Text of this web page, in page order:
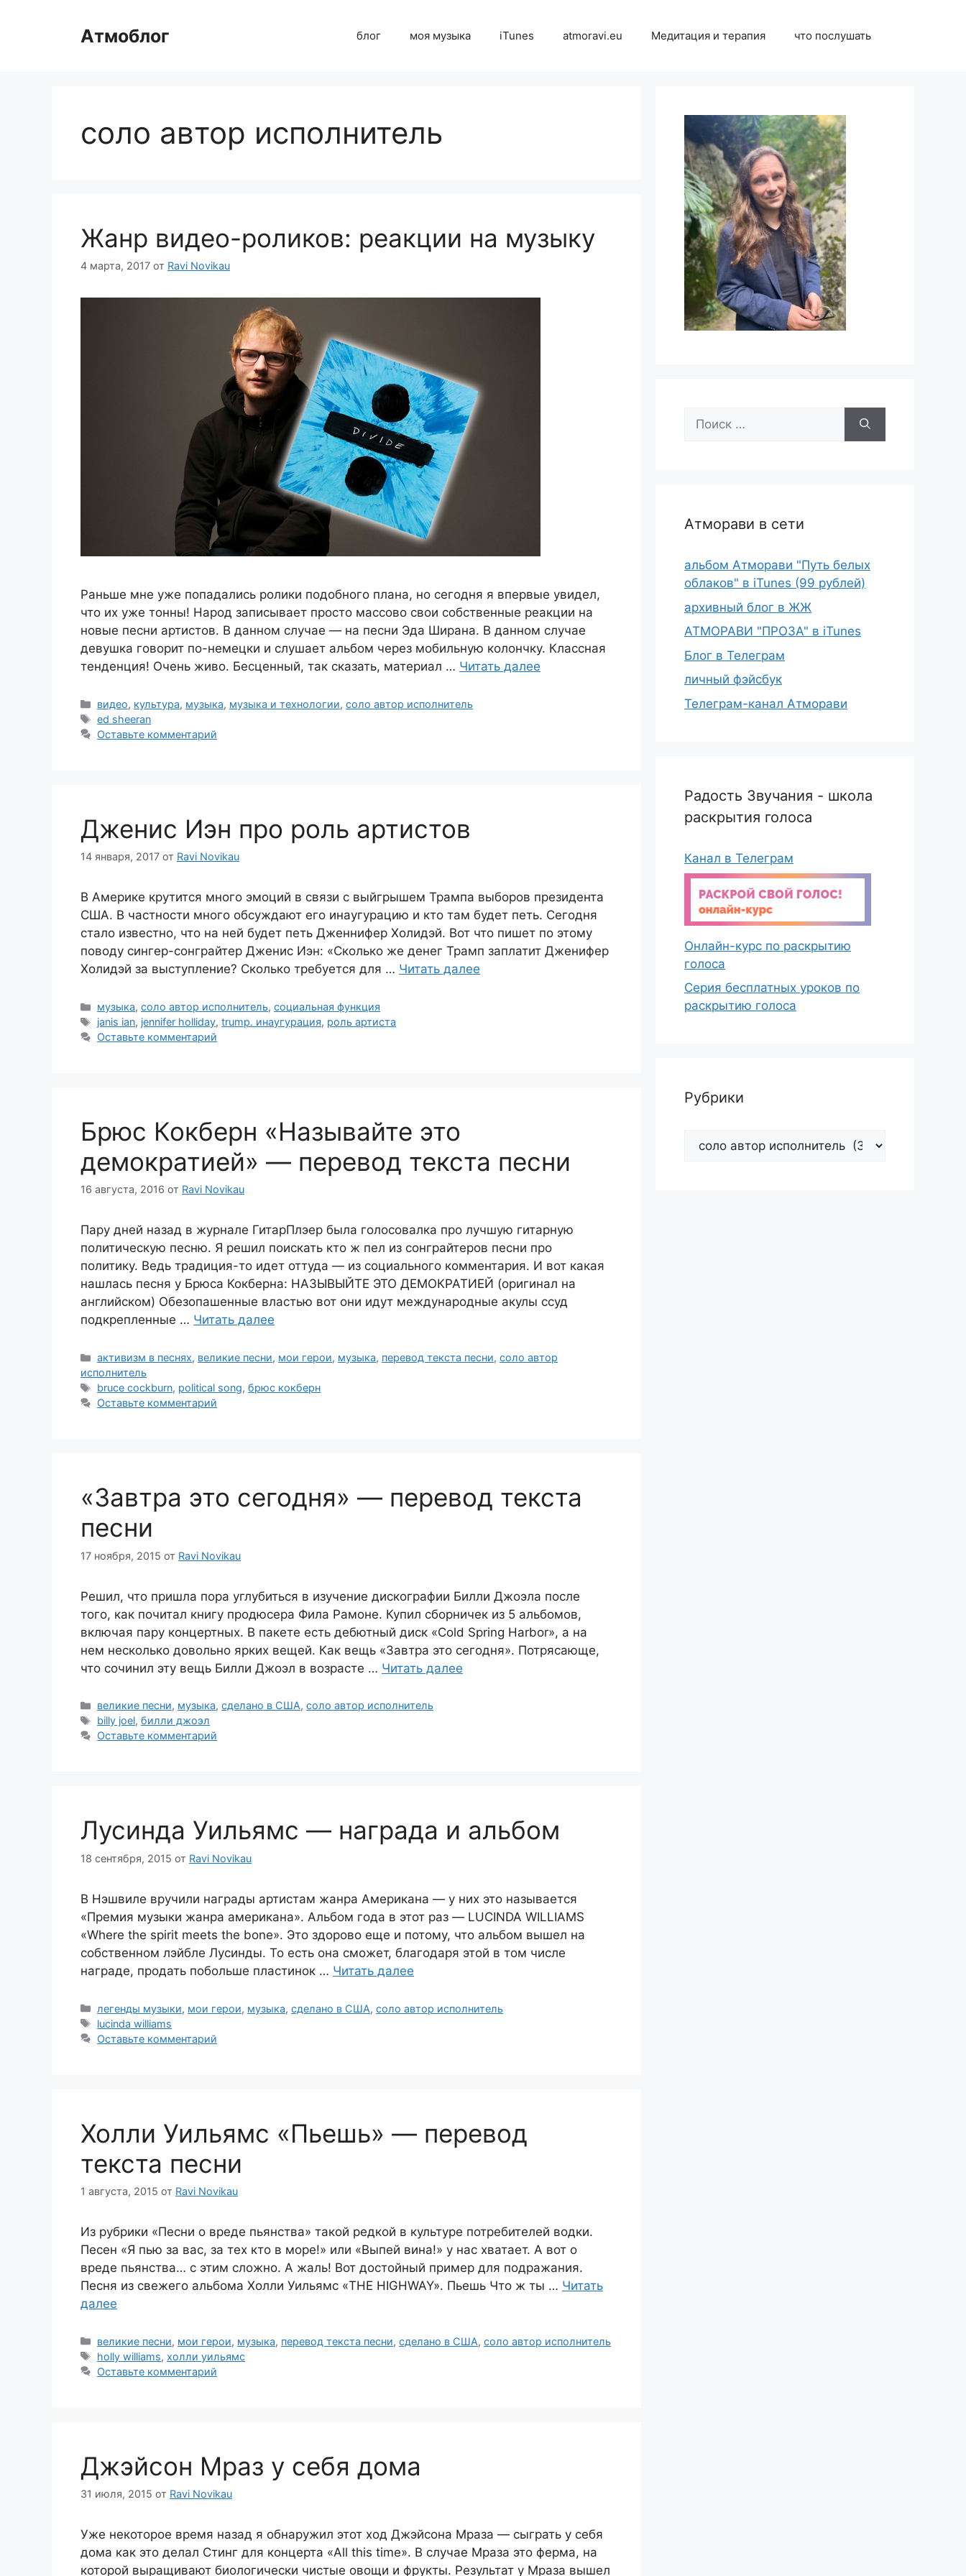
содержимомуАтмоблог блог моя музыка iTunes atmoravi.eu Медитация и терапия что послушать
соло автор исполнитель
Жанр видео-роликов: реакции на музыку
4 марта, 2017 от Ravi Novikau
Раньше мне уже попадались ролики подобного плана, но сегодня я впервые увидел,
что их уже тонны! Народ записывает просто массово свои собственные реакции на
новые песни артистов. В данном случае — на песни Эда Ширана. В данном случае
девушка говорит по-немецки и слушает альбом через мобильную колончку. Классная
тенденция! Очень живо. Бесценный, так сказать, материал … Читать далее
Рубрики
видео, культура, музыка, музыка и технологии,соло автор исполнитель
Метки
ed sheeran
Оставьте комментарий
Дженис Иэн про роль артистов
14 января, 2017 от Ravi Novikau
В Америке крутится много эмоций в связи с выйгрышем Трампа выборов президента
США. В частности много обсуждают его инаугурацию и кто там будет петь. Сегодня
стало известно, что на ней будет петь Дженнифер Холидэй. Вот что пишет по этому
поводу сингер-сонграйтер Дженис Иэн: «Сколько же денег Трамп заплатит Дженифер
Холидэй за выступление? Сколько требуется для … Читать далее
Рубрики
музыка,соло автор исполнитель,социальная функция
Метки
janis ian, jennifer holliday,trump. инаугурация, роль артиста
Оставьте комментарий
Брюс Кокберн «Называйте это
демократией» — перевод текста песни
16 августа, 2016 от Ravi Novikau
Пару дней назад в журнале ГитарПлэер была голосовалка про лучшую гитарную
политическую песню. Я решил поискать кто ж пел из сонграйтеров песни про
политику. Ведь традиция-то идет оттуда — из социального комментария. И вот какая
нашлась песня у Брюса Кокберна: НАЗЫВЫЙТЕ ЭТО ДЕМОКРАТИЕЙ (оригинал на
английском) Обезопашенные властью вот они идут международные акулы ссуд
подкрепленные … Читать далее
Рубрики
активизм в песнях, великие песни, мои герои, музыка, перевод текста песни,соло автор
исполнитель
Метки
bruce cockburn, political song,брюс кокберн
Оставьте комментарий
«Завтра это сегодня» — перевод текста
песни
17 ноября, 2015 от Ravi Novikau
Решил, что пришла пора углубиться в изучение дискографии Билли Джоэла после
того, как почитал книгу продюсера Фила Рамоне. Купил сборничек из 5 альбомов,
включая пару концертных. В пакете есть дебютный диск «Cold Spring Harbor», а на
нем несколько довольно ярких вещей. Как вещь «Завтра это сегодня». Потрясающе,
что сочинил эту вещь Билли Джоэл в возрасте … Читать далее
Рубрики
великие песни, музыка,сделано в США,соло автор исполнитель
Метки
billy joel,билли джоэл
Оставьте комментарий
Лусинда Уильямс — награда и альбом
18 сентября, 2015 от Ravi Novikau
В Нэшвиле вручили награды артистам жанра Американа — у них это называется
«Премия музыки жанра американа». Альбом года в этот раз — LUCINDA WILLIAMS
«Where the spirit meets the bone». Это здорово еще и потому, что альбом вышел на
собственном лэйбле Лусинды. То есть она сможет, благодаря этой в том числе
награде, продать побольше пластинок … Читать далее
Рубрики
легенды музыки, мои герои, музыка,сделано в США,соло автор исполнитель
Метки
lucinda williams
Оставьте комментарий
Холли Уильямс «Пьешь» — перевод
текста песни
1 августа, 2015 от Ravi Novikau
Из рубрики «Песни о вреде пьянства» такой редкой в культуре потребителей водки.
Песен «Я пью за вас, за тех кто в море!» или «Выпей вина!» у нас хватает. А вот о
вреде пьянства… с этим сложно. А жаль! Вот достойный пример для подражания.
Песня из свежего альбома Холли Уильямс «THE HIGHWAY». Пьешь Что ж ты … Читать
далее
Рубрики
великие песни, мои герои, музыка, перевод текста песни,сделано в США,соло автор исполнитель
Метки
holly williams,холли уильямс
Оставьте комментарий
Джэйсон Мраз у себя дома
31 июля, 2015 от Ravi Novikau
Уже некоторое время назад я обнаружил этот ход Джэйсона Мраза — сыграть у себя
дома как это делал Стинг для концерта «All this time». В случае Мраза это ферма, на
которой выращивают биологически чистые овощи и фрукты. Результат у Мраза вышел
Поиск:
Атморави в сети
альбом Атморави "Путь белых
облаков" в iTunes (99 рублей)
архивный блог в ЖЖ
АТМОРАВИ "ПРОЗА" в iTunes
Блог в Телеграм
личный фэйсбук
Телеграм-канал Атморави
Радость Звучания - школа
раскрытия голоса
Канал в Телеграм
Онлайн-курс по раскрытию
голоса
Серия бесплатных уроков по
раскрытию голоса
Рубрики